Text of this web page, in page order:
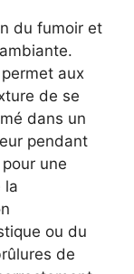
du fumoir et
aux
de se
dans un
pendant
une
la
ou du
de